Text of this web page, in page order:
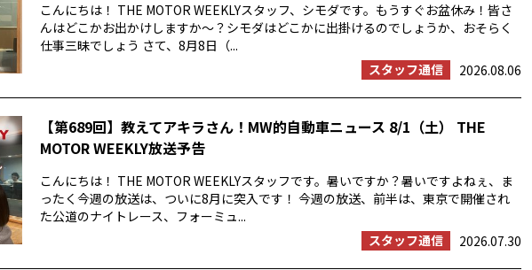
こんにちは！ THE MOTOR WEEKLYスタッフ、シモダです。もうすぐお盆休み！皆さ
んはどこかお出かけしますか〜？シモダはどこかに出掛けるのでしょうか、おそらく
仕事三昧でしょう さて、8月8日（...
スタッフ通信
2026.08.06
【第689回】教えてアキラさん！MW的自動車ニュース 8/1（土） THE
MOTOR WEEKLY放送予告
こんにちは！ THE MOTOR WEEKLYスタッフです。暑いですか？暑いですよねぇ、ま
ったく今週の放送は、ついに8月に突入です！ 今週の放送、前半は、東京で開催され
た公道のナイトレース、フォーミュ...
スタッフ通信
2026.07.30